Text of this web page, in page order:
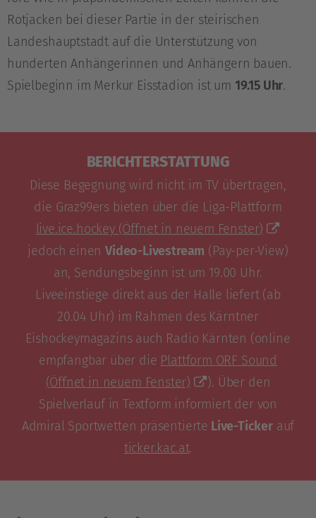
Rotjacken bei dieser Partie in der steirischen
Landeshauptstadt auf die Unterstützung von
hunderten Anhängerinnen und Anhängern bauen.
Spielbeginn im Merkur Eisstadion ist um 19.15 Uhr.
BERICHTERSTATTUNG
Diese Begegnung wird nicht im TV übertragen,
die Graz99ers bieten über die Liga-Plattform
live.ice.hockey(Öffnet in neuem Fenster)
jedoch einenVideo-Livestream (Pay-per-View)
an, Sendungsbeginn ist um 19.00 Uhr.
Liveeinstiege direkt aus der Halle liefert (ab
20.04 Uhr) im Rahmen des Kärntner
Eishockeymagazins auch Radio Kärnten (online
empfangbar über die Plattform ORF Sound
(Öffnet in neuem Fenster)
). Über den
Spielverlauf in Textform informiert der von
Admiral Sportwetten präsentierte Live-Tickerauf
ticker.kac.at.